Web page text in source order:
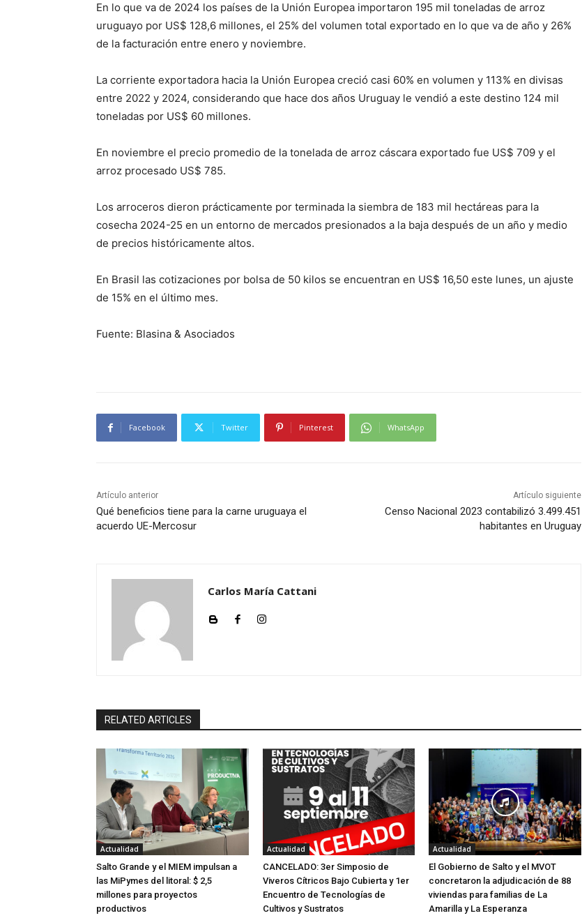
En lo que va de 2024 los países de la Unión Europea importaron 195 mil toneladas de arroz
uruguayo por US$ 128,6 millones, el 25% del volumen total exportado en lo que va de año y 26%
de la facturación entre enero y noviembre.
La corriente exportadora hacia la Unión Europea creció casi 60% en volumen y 113% en divisas
entre 2022 y 2024, considerando que hace dos años Uruguay le vendió a este destino 124 mil
toneladas por US$ 60 millones.
En noviembre el precio promedio de la tonelada de arroz cáscara exportado fue US$ 709 y el
arroz procesado US$ 785.
Los arroceros dieron prácticamente por terminada la siembra de 183 mil hectáreas para la
cosecha 2024-25 en un entorno de mercados presionados a la baja después de un año y medio
de precios históricamente altos.
En Brasil las cotizaciones por bolsa de 50 kilos se encuentran en US$ 16,50 este lunes, un ajuste
de 15% en el último mes.
Fuente: Blasina & Asociados
Facebook Twitter Pinterest WhatsApp
Artículo anterior
Qué beneficios tiene para la carne uruguaya el
acuerdo UE-Mercosur
Artículo siguiente
Censo Nacional 2023 contabilizó 3.499.451
habitantes en Uruguay
Carlos María Cattani
RELATED ARTICLES
Actualidad
Salto Grande y el MIEM impulsan a
las MiPymes del litoral: $ 2,5
millones para proyectos
productivos
Actualidad
CANCELADO: 3er Simposio de
Viveros Cítricos Bajo Cubierta y 1er
Encuentro de Tecnologías de
Cultivos y Sustratos
Actualidad
El Gobierno de Salto y el MVOT
concretaron la adjudicación de 88
viviendas para familias de La
Amarilla y La Esperanza